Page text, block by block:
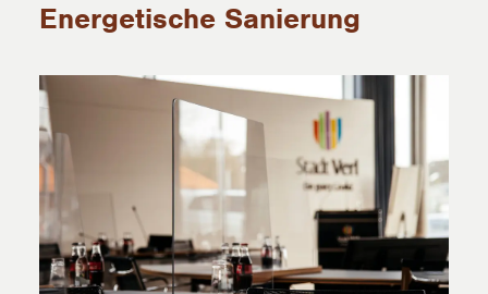
Energetische Sanierung